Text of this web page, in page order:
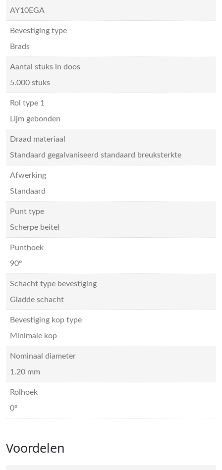
AY10EGA
Bevestiging type
Brads
Aantal stuks in doos
5.000 stuks
Rol type 1
Lijm gebonden
Draad materiaal
Standaard gegalvaniseerd standaard breuksterkte
Afwerking
Standaard
Punt type
Scherpe beitel
Punthoek
90º
Schacht type bevestiging
Gladde schacht
Bevestiging kop type
Minimale kop
Nominaal diameter
1.20 mm
Rolhoek
0º
Voordelen